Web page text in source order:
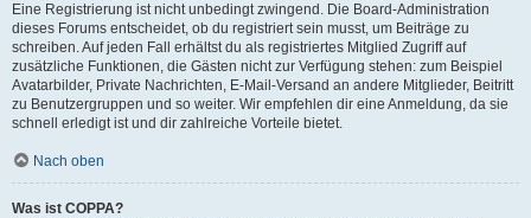
Eine Registrierung ist nicht unbedingt zwingend. Die Board-Administration
dieses Forums entscheidet, ob du registriert sein musst, um Beiträge zu
schreiben. Auf jeden Fall erhältst du als registriertes Mitglied Zugriff auf
zusätzliche Funktionen, die Gästen nicht zur Verfügung stehen: zum Beispiel
Avatarbilder, Private Nachrichten, E-Mail-Versand an andere Mitglieder, Beitritt
zu Benutzergruppen und so weiter. Wir empfehlen dir eine Anmeldung, da sie
schnell erledigt ist und dir zahlreiche Vorteile bietet.
Nach oben
Was ist COPPA?